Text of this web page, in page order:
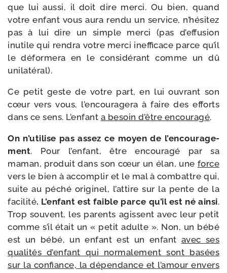
que lui aus­si, il doit dire mer­ci. Ou bien, quand
votre enfant vous aura ren­du un ser­vice, n’hé­si­tez
pas à lui dire un simple mer­ci (pas d’ef­fu­sion
inutile qui ren­dra votre mer­ci inef­fi­cace parce qu’il
le défor­me­ra en le consi­dé­rant comme un dû
unilatéral).
Ce petit geste de votre part, en lui ouvrant son
cœur vers vous, l’en­cou­ra­ge­ra à faire des efforts
dans ce sens. L’enfant a besoin d’être encou­ra­gé.
On n’u­ti­lise pas assez ce moyen de l’en­cou­ra­ge­
ment. Pour l’en­fant, être encou­ra­gé par sa
maman, pro­duit dans son cœur un élan, une force
vers le bien à accom­plir et le mal à com­battre qui,
suite au péché ori­gi­nel, l’at­tire sur la pente de la
faci­li­té. L’enfant est faible parce qu’il est né ain­si.
Trop sou­vent, les parents agissent avec leur petit
comme s’il était un « petit adulte ». Non, un bébé
est un bébé, un enfant est un enfant avec ses
qua­li­tés d’en­fant qui nor­ma­le­ment sont basées
sur la confiance, la dépen­dance et l’a­mour envers